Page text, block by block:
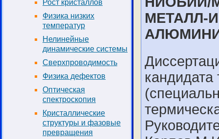
Рост кристаллов
Физика низких
температур
Нелинейные
динамические системы
Сверхпроводимость
Физика дефектов
Оптическая
спектроскопия
Кристаллические
структуры и фазовые
превращения
МЕТАЛЛ-
кандидата